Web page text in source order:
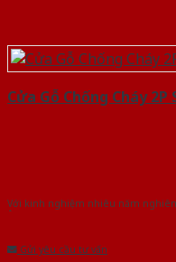
Cửa Gỗ Chống Cháy 2P
Với kinh nghiệm nhiêu năm
Gửi yêu cầu tư vấn